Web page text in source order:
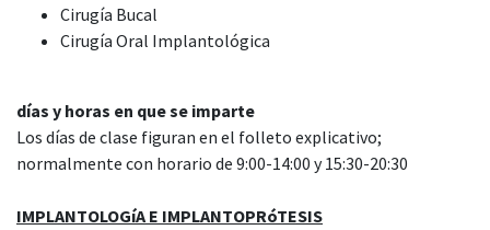
Cirugía Bucal
Cirugía Oral Implantológica
días y horas en que se imparte
Los días de clase figuran en el folleto explicativo;
normalmente con horario de 9:00-14:00 y 15:30-20:30
IMPLANTOLOGíA E IMPLANTOPRóTESIS